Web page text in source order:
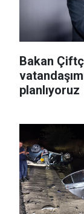
Bakan
planlıyoruz